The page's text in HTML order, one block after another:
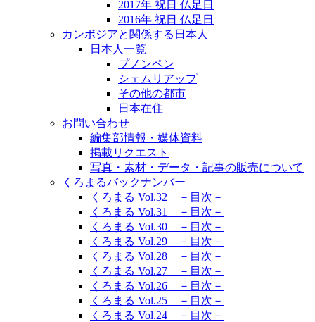
2017年 祝日 仏足日
2016年 祝日 仏足日
カンボジアと関係する日本人
日本人一覧
プノンペン
シェムリアップ
その他の都市
日本在住
お問い合わせ
編集部情報・媒体資料
掲載リクエスト
写真・素材・データ・記事の販売について
くろまるバックナンバー
くろまる Vol.32 －目次－
くろまる Vol.31 －目次－
くろまる Vol.30 －目次－
くろまる Vol.29 －目次－
くろまる Vol.28 －目次－
くろまる Vol.27 －目次－
くろまる Vol.26 －目次－
くろまる Vol.25 －目次－
くろまる Vol.24 －目次－